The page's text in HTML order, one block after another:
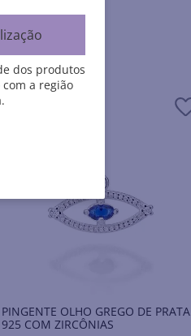
PINGENTE OLHO GREGO DE PRATA
925 COM ZIRCÔNIAS
dos produtos
a região